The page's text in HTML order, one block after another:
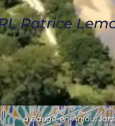
Patrice